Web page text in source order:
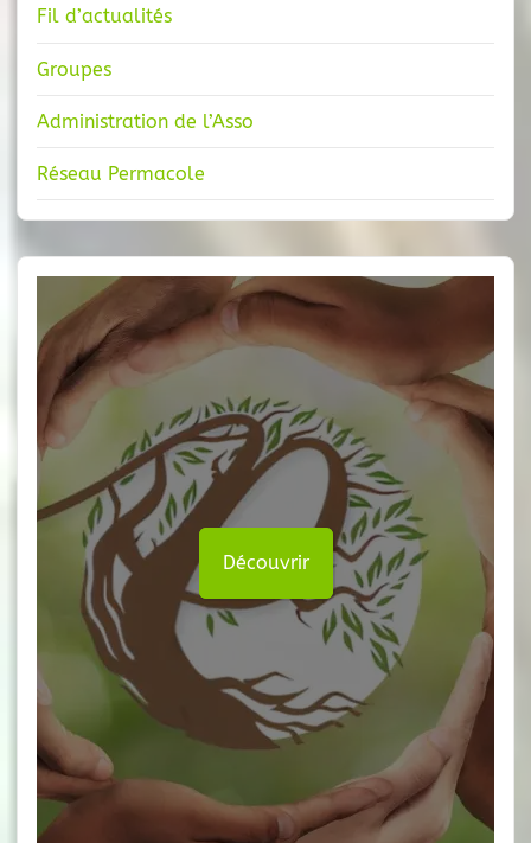
Fil d’actualités
Groupes
Administration de l’Asso
Réseau Permacole
Découvrir